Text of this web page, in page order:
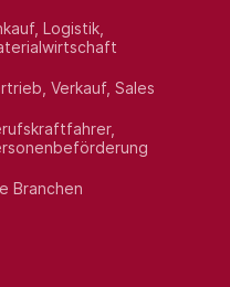
Logistik,
Verkauf, Sales
Branchen